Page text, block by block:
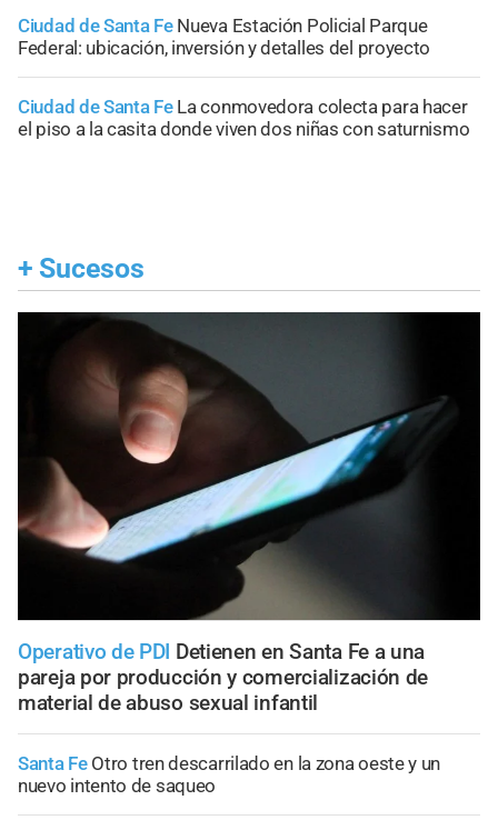
Ciudad de Santa Fe Nueva Estación Policial Parque
Federal: ubicación, inversión y detalles del proyecto
Ciudad de Santa Fe La conmovedora colecta para hacer
el piso a la casita donde viven dos niñas con saturnismo
+ Sucesos
Operativo de PDI Detienen en Santa Fe a una
pareja por producción y comercialización de
material de abuso sexual infantil
Santa Fe Otro tren descarrilado en la zona oeste y un
nuevo intento de saqueo